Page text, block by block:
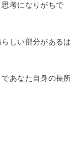
考になりがちで
しい部分があるは
あなた自身の長所